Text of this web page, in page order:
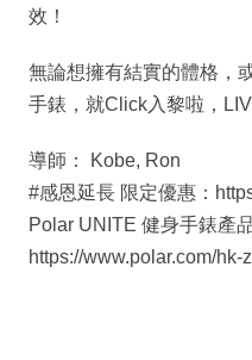
效！
無論想擁有結實的體格，
手錶，就Click入黎啦，
導師： Kobe, Ron
#感恩延長 限定優惠：
Polar UNITE 健身手錶產
https://www.polar.com/hk-